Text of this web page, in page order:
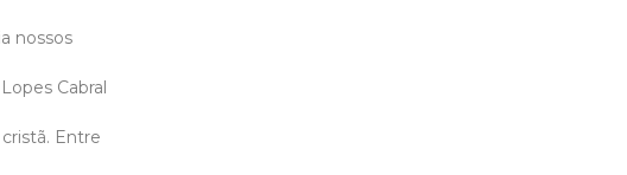
nossos
Cabral
Entre